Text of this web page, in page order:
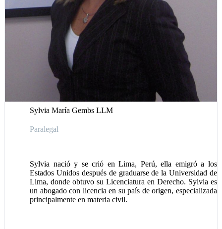
Sylvia María Gembs LLM
Paralegal
Sylvia nació y se crió en Lima, Perú, ella emigró a los
Estados Unidos después de graduarse de la Universidad de
Lima, donde obtuvo su Licenciatura en Derecho. Sylvia es
un abogado con licencia en su país de origen, especializada
principalmente en materia civil.